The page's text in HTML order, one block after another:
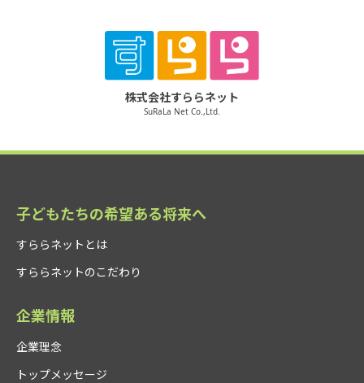
株式会社すららネット
SuRaLa Net Co.,Ltd.
子どもたちの希望ある将来へ
すららネットとは
すららネットのこだわり
企業情報
企業理念
トップメッセージ